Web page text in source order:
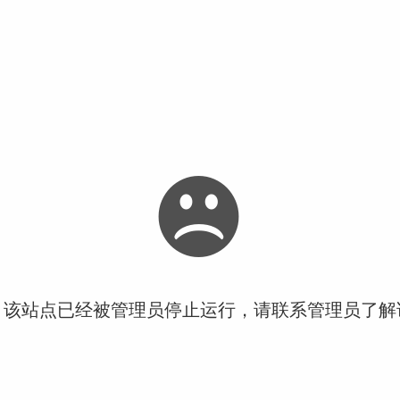
站点已经被管理员停止运行，请联系管理员了